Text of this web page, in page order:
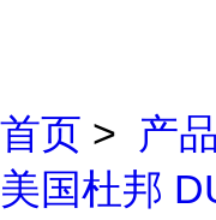
首页 > 产
美国杜邦